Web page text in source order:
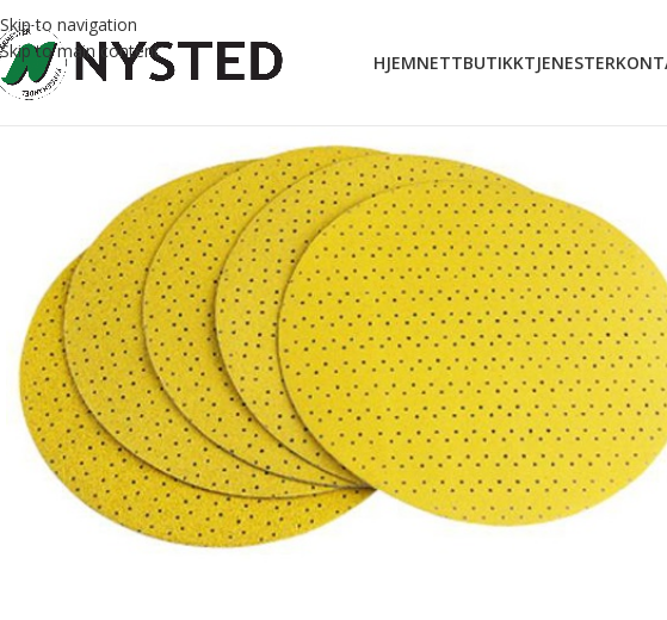
Skip to navigation
Skip to main content
HJEMNETTBUTIKKTJENESTER